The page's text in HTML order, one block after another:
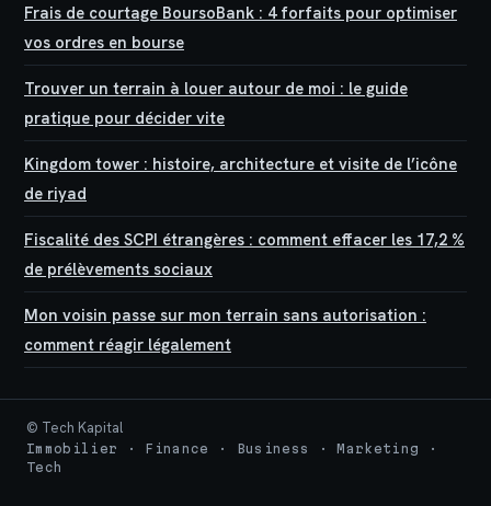
Frais de courtage BoursoBank : 4 forfaits pour optimiser
vos ordres en bourse
Trouver un terrain à louer autour de moi : le guide
pratique pour décider vite
Kingdom tower : histoire, architecture et visite de l’icône
de riyad
Fiscalité des SCPI étrangères : comment effacer les 17,2 %
de prélèvements sociaux
Mon voisin passe sur mon terrain sans autorisation :
comment réagir légalement
© Tech Kapital
Immobilier · Finance · Business · Marketing ·
Tech